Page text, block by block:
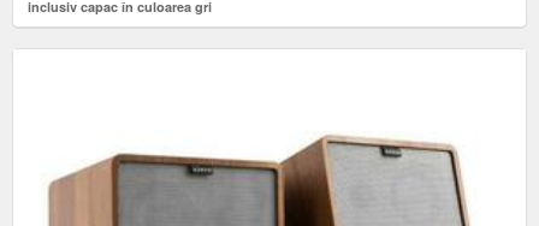
inclusiv capac în culoarea gri